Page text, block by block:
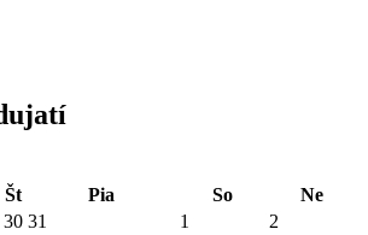
Št Pia So
Ne
30 31 1
2